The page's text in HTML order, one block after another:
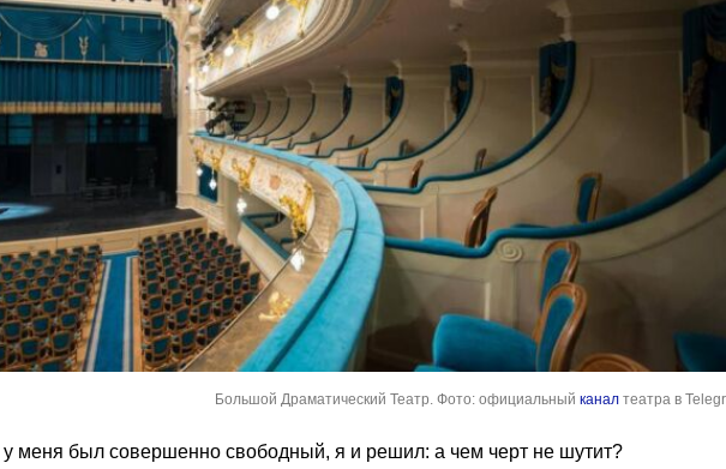
Большой Драматический Театр. Фото: официальный канал театра в
у меня был совершенно свободный, я и решил: а чем черт не шутит?